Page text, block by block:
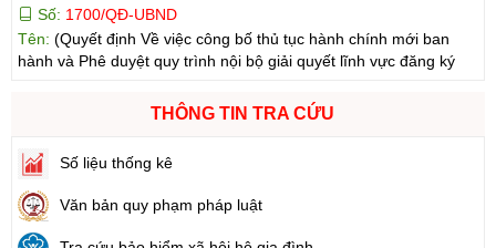
hành và Phê duyệt quy trình nội bộ giải quyết lĩnh vực đăng ký
hoạt động của Ngân hàng Chính sách xã hội thuộc phạm vi chức
năng quản lý của Sở Tài chính)
Tên:
(Quyết định Ban hành Từ điển dữ liệu dùng chung tỉnh Lai
Ngày ban hành: (05/08/2026) -Ngày hiệu lực: (05/08/2026)
THÔNG TIN TRA CỨU
Số liệu thống kê
Văn bản quy phạm pháp luật